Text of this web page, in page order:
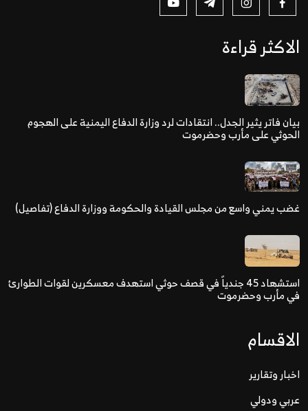
الاكثر قراءة
بيان فاتر يثير الجدل.. انتقادات لرد وزارة الدفاع اليمنية على الهجوم
الحوثي على مأرب وحضرموت
غضب يمني واسع من مجلس القيادة والحكومة ووزارة الدفاع (تفاصيل)
استشهاد 45 جندياً في قصف حوثي استهدف معسكرين لقوات الطوارئ
في مأرب وحضرموت
الاقسام
اخبار وتقارير
عربي ودولي